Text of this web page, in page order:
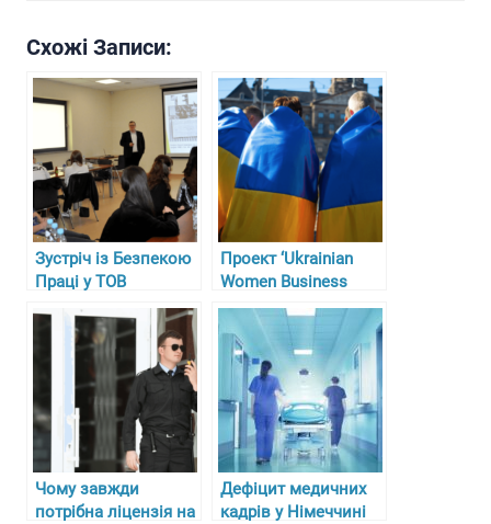
Схожі Записи:
Зустріч із Безпекою
Праці у ТОВ
“Гарасимів Агро”
Проект ‘Ukrainian
Women Business
Circle’ у Німеччині
Чому завжди
потрібна ліцензія на
Дефіцит медичних
кадрів у Німеччині